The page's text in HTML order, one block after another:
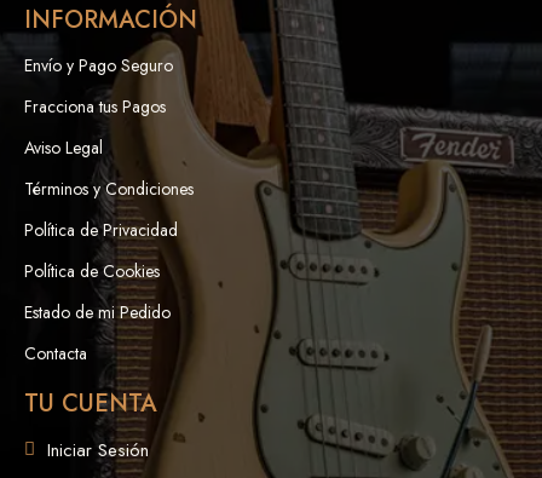
INFORMACIÓN
Envío y Pago Seguro
Fracciona tus Pagos
Aviso Legal
Términos y Condiciones
Política de Privacidad
Política de Cookies
Estado de mi Pedido
Contacta
TU CUENTA
Iniciar Sesión